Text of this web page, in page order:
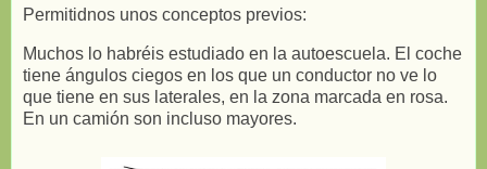
Permitidnos unos conceptos previos:
Muchos lo habréis estudiado en la autoescuela. El coche
tiene ángulos ciegos en los que un conductor no ve lo
que tiene en sus laterales, en la zona marcada en rosa.
En un camión son incluso mayores.